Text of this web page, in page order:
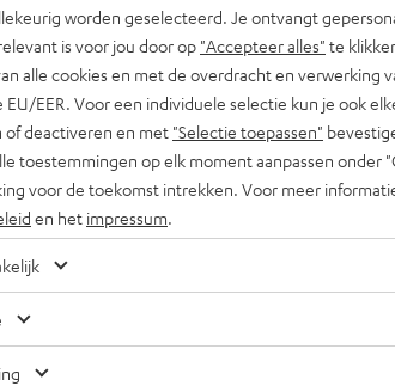
volwaardige surround
aan te schaffen voor
meerdere surround
de Consono
Teufel.
worden geselecteerd. Je ontvangt
is voor jou door op "Accepteer alles" te
alle cookies en met de overdracht en verwerking
EU/EER. Voor een individuele selectie kun je ook
of deactiveren en met "Selectie toepassen"
toestemmingen op elk moment aanpassen onder
voor de toekomst intrekken. Voor meer
en het impressum